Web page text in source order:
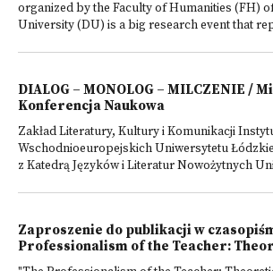
organized by the Faculty of Humanities (FH)
University (DU) is a big research event that
DIALOG – MONOLOG – MILCZENIE /
Konferencja Naukowa
Zakład Literatury, Kultury i Komunikacji
Wschodnioeuropejskich Uniwersytetu
z Katedrą Języków i Literatur Nowożytnych
Zaproszenie do publikacji w
Professionalism of the Teacher: